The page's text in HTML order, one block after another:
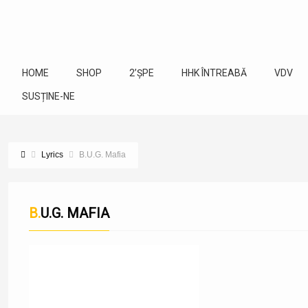
HOME SHOP 2’ȘPE HHK ÎNTREABĂ VDV
SUSȚINE-NE
Lyrics B.U.G. Mafia
B.U.G. MAFIA